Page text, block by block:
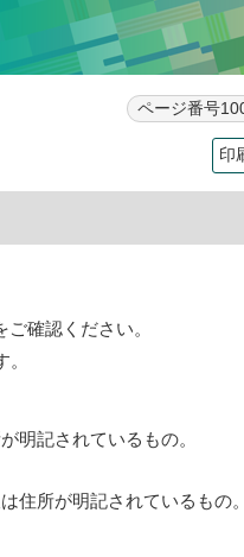
ページ番号
印
確認ください。
明記されているもの。
住所が明記されているもの。